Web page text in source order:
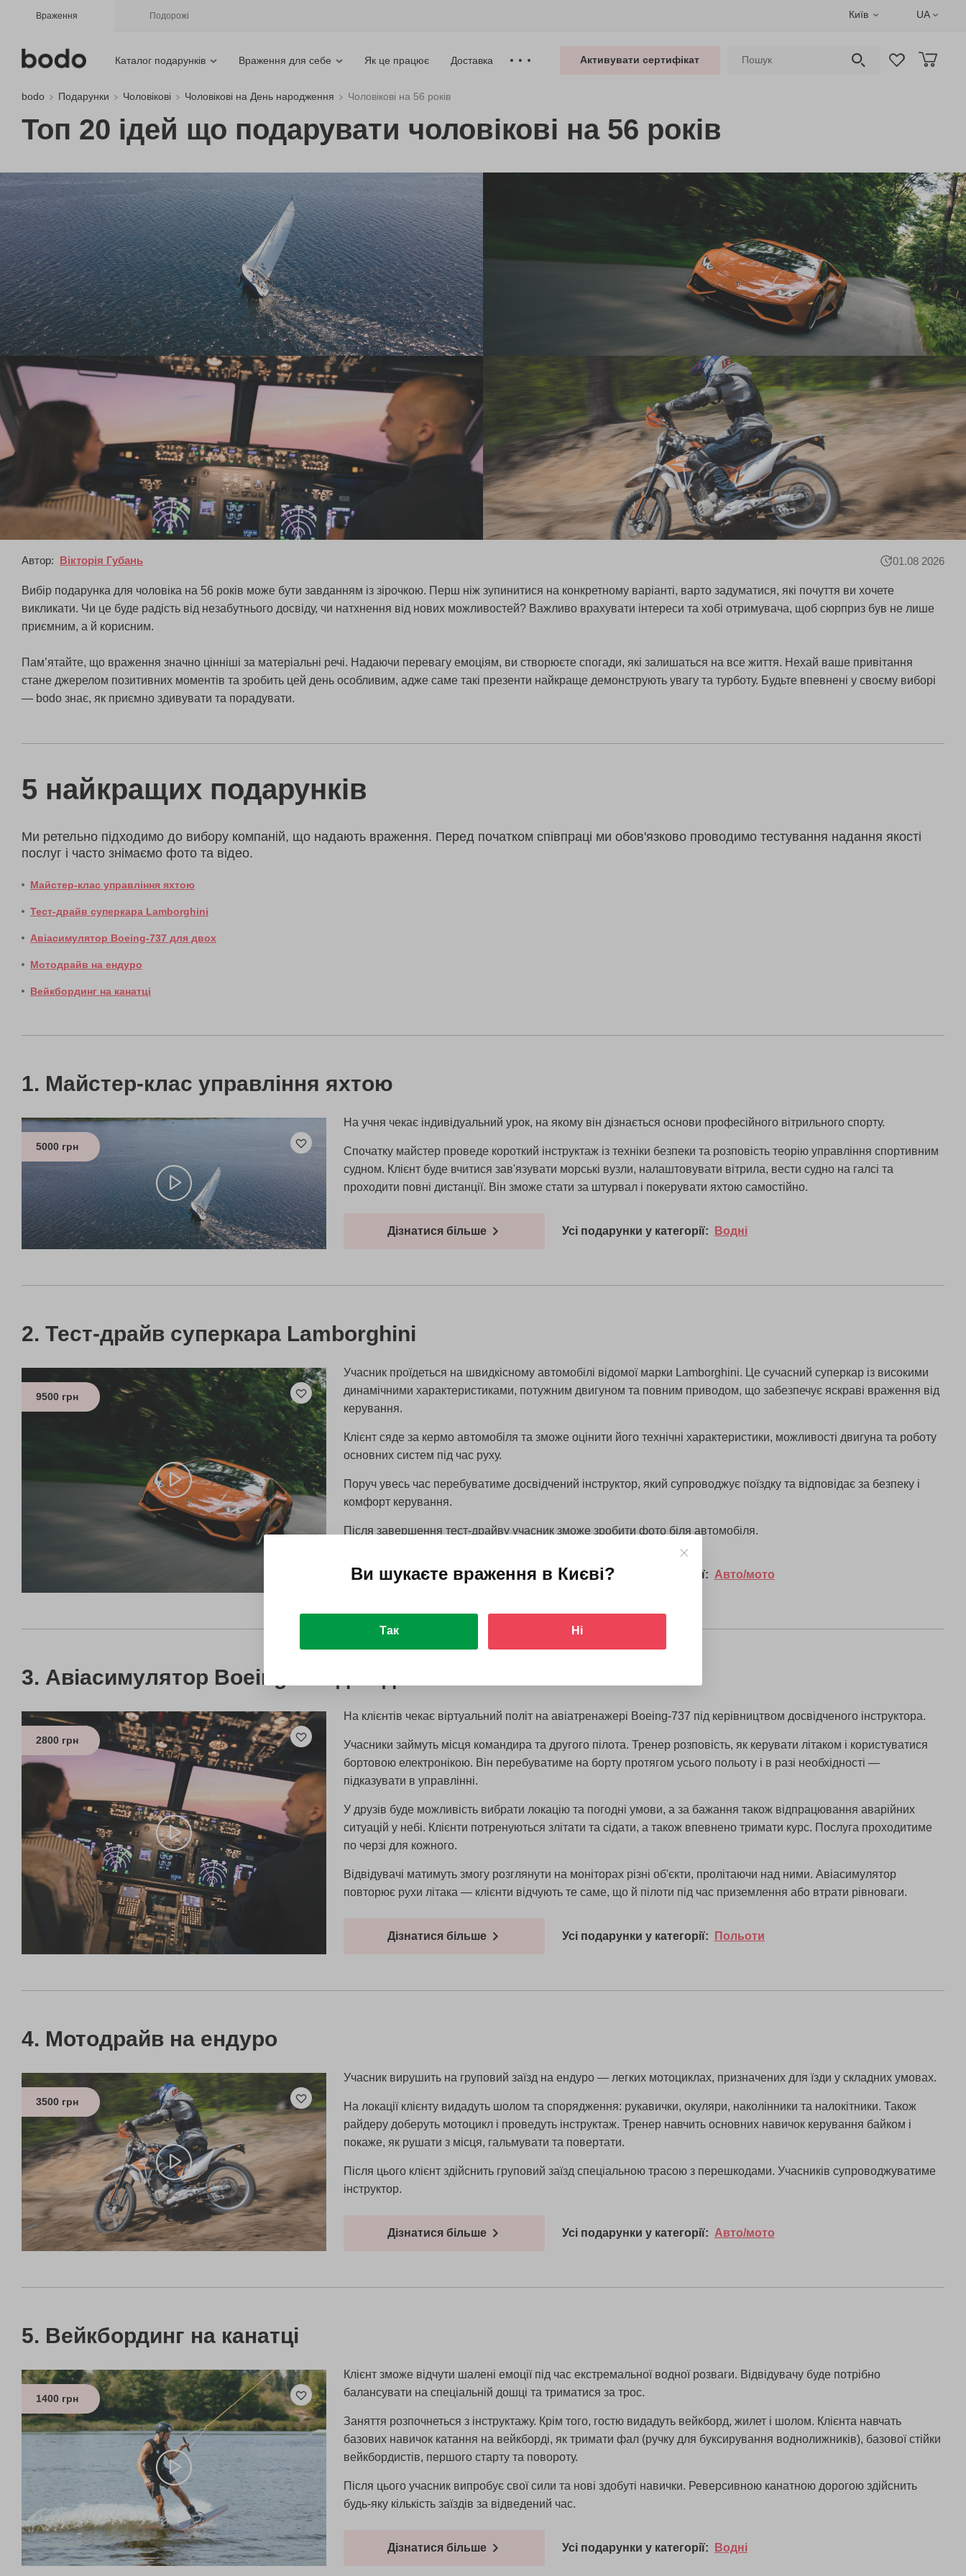
Враження Подорожі Київ UA
Каталог подарунків Враження для себе Як це працює Доставка Активувати сертифікат
bodo Подарунки Чоловікові Чоловікові на День народження Чоловікові на 56 років
Топ 20 ідей що подарувати чоловікові на 56 років
Автор: Вікторія Губань 01.08 2026
Вибір подарунка для чоловіка на 56 років може бути завданням із зірочкою. Перш ніж зупинитися на конкретному варіанті, варто задуматися, які почуття ви хочете
викликати. Чи це буде радість від незабутнього досвіду, чи натхнення від нових можливостей? Важливо врахувати інтереси та хобі отримувача, щоб сюрприз був не лише
приємним, а й корисним.
Пам’ятайте, що враження значно цінніші за матеріальні речі. Надаючи перевагу емоціям, ви створюєте спогади, які залишаться на все життя. Нехай ваше привітання
стане джерелом позитивних моментів та зробить цей день особливим, адже саме такі презенти найкраще демонструють увагу та турботу. Будьте впевнені у своєму виборі
— bodo знає, як приємно здивувати та порадувати.
5 найкращих подарунків
Ми ретельно підходимо до вибору компаній, що надають враження. Перед початком співпраці ми обов'язково проводимо тестування надання якості
послуг і часто знімаємо фото та відео.
Майстер-клас управління яхтою
Тест-драйв суперкара Lamborghini
Авіасимулятор Boeing-737 для двох
Мотодрайв на ендуро
Вейкбординг на канатці
Майстер-клас управління яхтою
5000 грн
На учня чекає індивідуальний урок, на якому він дізнається основи професійного вітрильного спорту.
Спочатку майстер проведе короткий інструктаж із техніки безпеки та розповість теорію управління спортивним
судном. Клієнт буде вчитися зав'язувати морські вузли, налаштовувати вітрила, вести судно на галсі та
проходити повні дистанції. Він зможе стати за штурвал і покерувати яхтою самостійно.
Дізнатися більше Усі подарунки у категорії: Водні
Тест-драйв суперкара Lamborghini
9500 грн
Учасник проїдеться на швидкісному автомобілі відомої марки Lamborghini. Це сучасний суперкар із високими
динамічними характеристиками, потужним двигуном та повним приводом, що забезпечує яскраві враження від
керування.
Клієнт сяде за кермо автомобіля та зможе оцінити його технічні характеристики, можливості двигуна та роботу
основних систем під час руху.
Поруч увесь час перебуватиме досвідчений інструктор, який супроводжує поїздку та відповідає за безпеку і
комфорт керування.
Після завершення тест-драйву учасник зможе зробити фото біля автомобіля.
Дізнатися більше Усі подарунки у категорії: Авто/мото
Авіасимулятор Boeing-737 для двох
2800 грн
На клієнтів чекає віртуальний політ на авіатренажері Boeing-737 під керівництвом досвідченого інструктора.
Учасники займуть місця командира та другого пілота. Тренер розповість, як керувати літаком і користуватися
бортовою електронікою. Він перебуватиме на борту протягом усього польоту і в разі необхідності —
підказувати в управлінні.
У друзів буде можливість вибрати локацію та погодні умови, а за бажання також відпрацювання аварійних
ситуацій у небі. Клієнти потренуються злітати та сідати, а також впевнено тримати курс. Послуга проходитиме
по черзі для кожного.
Відвідувачі матимуть змогу розглянути на моніторах різні об'єкти, пролітаючи над ними. Авіасимулятор
повторює рухи літака — клієнти відчують те саме, що й пілоти під час приземлення або втрати рівноваги.
Дізнатися більше Усі подарунки у категорії: Польоти
Мотодрайв на ендуро
3500 грн
Учасник вирушить на груповий заїзд на ендуро — легких мотоциклах, призначених для їзди у складних умовах.
На локації клієнту видадуть шолом та спорядження: рукавички, окуляри, наколінники та налокітники. Також
райдеру доберуть мотоцикл і проведуть інструктаж. Тренер навчить основних навичок керування байком і
покаже, як рушати з місця, гальмувати та повертати.
Після цього клієнт здійснить груповий заїзд спеціальною трасою з перешкодами. Учасників супроводжуватиме
інструктор.
Дізнатися більше Усі подарунки у категорії: Авто/мото
Вейкбординг на канатці
1400 грн
Клієнт зможе відчути шалені емоції під час екстремальної водної розваги. Відвідувачу буде потрібно
балансувати на спеціальній дошці та триматися за трос.
Заняття розпочнеться з інструктажу. Крім того, гостю видадуть вейкборд, жилет і шолом. Клієнта навчать
базових навичок катання на вейкборді, як тримати фал (ручку для буксирування воднолижників), базової стійки
вейкбордистів, першого старту та повороту.
Після цього учасник випробує свої сили та нові здобуті навички. Реверсивною канатною дорогою здійснить
будь-яку кількість заїздів за відведений час.
Дізнатися більше Усі подарунки у категорії: Водні
Ви шукаєте враження в Києві?
Так Ні